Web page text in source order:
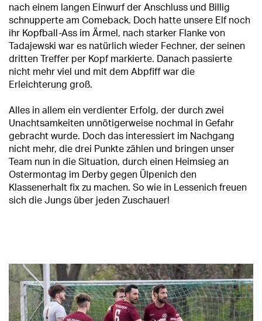
nach einem langen Einwurf der Anschluss und Billig
schnupperte am Comeback. Doch hatte unsere Elf noch
ihr Kopfball-Ass im Ärmel, nach starker Flanke von
Tadajewski war es natürlich wieder Fechner, der seinen
dritten Treffer per Kopf markierte. Danach passierte
nicht mehr viel und mit dem Abpfiff war die
Erleichterung groß.
Alles in allem ein verdienter Erfolg, der durch zwei
Unachtsamkeiten unnötigerweise nochmal in Gefahr
gebracht wurde. Doch das interessiert im Nachgang
nicht mehr, die drei Punkte zählen und bringen unser
Team nun in die Situation, durch einen Heimsieg an
Ostermontag im Derby gegen Ülpenich den
Klassenerhalt fix zu machen. So wie in Lessenich freuen
sich die Jungs über jeden Zuschauer!